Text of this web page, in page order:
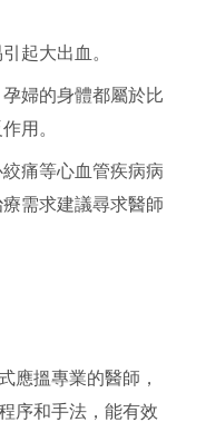
起大出血。
婦的身體都屬於比
用。
痛等心血管疾病病
需求建議尋求醫師
應搵專業的醫師，
序和手法，能有效